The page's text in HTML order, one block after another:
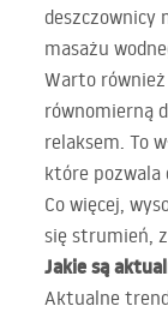
deszczownicy
masażu
Warto
równomierną
relaksem. To
które pozwala
Co więcej,
się strumień,
Jakie są
Aktualne